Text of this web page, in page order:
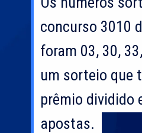
concurso 3010
foram 03, 30,
um sorteio que
prêmio dividido
apostas.
concurso 3010
foram 03, 30,
um sorteio que
prêmio dividido
apostas.